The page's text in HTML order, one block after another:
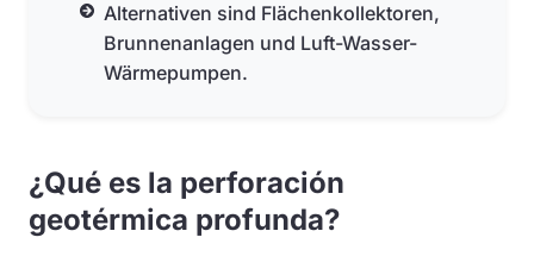
Alternativen sind Flächenkollektoren,
Brunnenanlagen und Luft-Wasser-
Wärmepumpen.
¿Qué es la perforación
geotérmica profunda?